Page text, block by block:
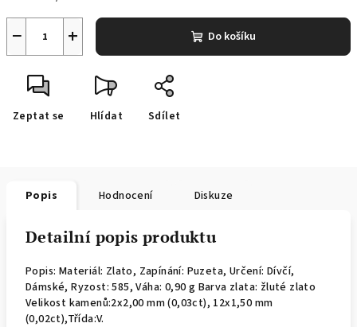
+
− Do košíku
Zeptat se Hlídat Sdílet
Popis Hodnocení Diskuze
Detailní popis produktu
Popis: Materiál: Zlato, Zapínání: Puzeta, Určení: Dívčí,
Dámské, Ryzost: 585, Váha: 0,90 g Barva zlata: žluté zlato
Velikost kamenů:2x2,00 mm (0,03ct), 12x1,50 mm
(0,02ct),Třída:V.